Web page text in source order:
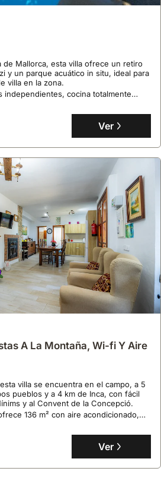
de Mallorca, esta villa ofrece un retiro
y un parque acuático in situ, ideal para
villa en la zona.
independientes, cocina totalmente
de ciclismo y campos de golf,
una opción completa.
Ver
A La Montaña, Wi-fi Y Aire
villa se encuentra en el campo, a 5
pueblos y a 4 km de Inca, con fácil
y al Convent de la Concepció.
136 m² con aire acondicionado,
vistas panorámicas y capacidad para 5
de villa perfecto para explorar la
Ver